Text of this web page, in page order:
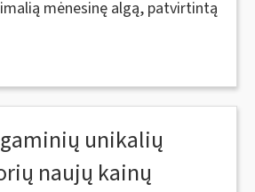
mėnesinę algą, patvirtintą
unikalių
naujų kainų